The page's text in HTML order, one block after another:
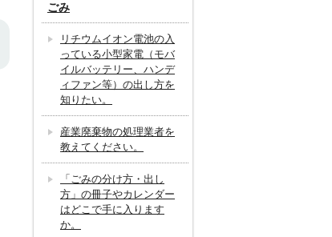
ごみ
リチウムイオン電池の入
っている小型家電（モバ
イルバッテリー、ハンデ
ィファン等）の出し方を
知りたい。
産業廃棄物の処理業者を
教えてください。
「ごみの分け方・出し
方」の冊子やカレンダー
はどこで手に入ります
か。